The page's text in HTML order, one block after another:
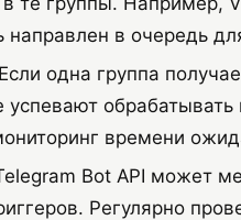
в очередь
одна группа
обрабатывать
времени
Bot API может
Регулярно